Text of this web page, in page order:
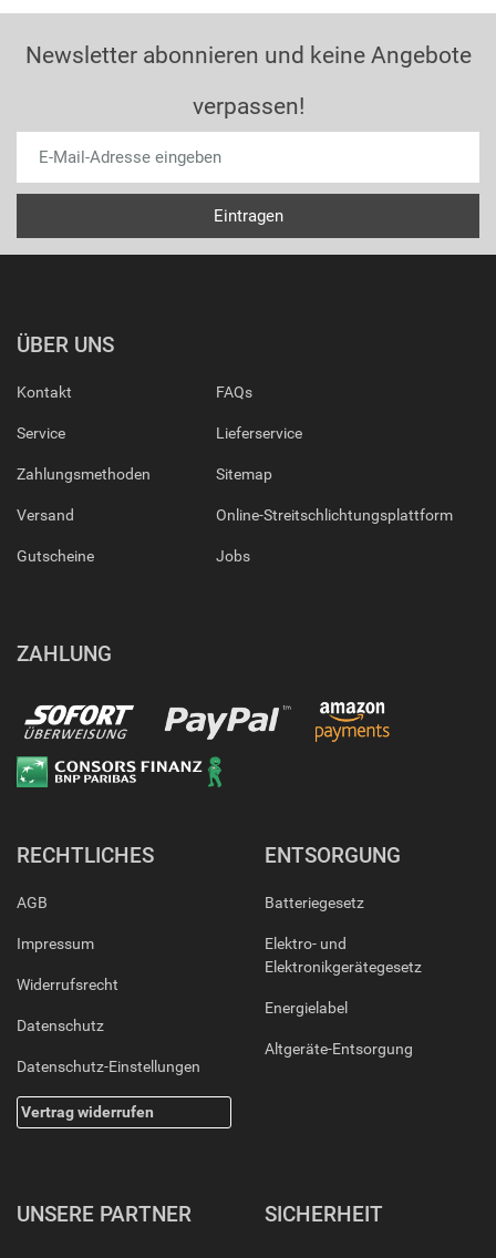
Newsletter abonnieren und keine Angebote
verpassen!
ÜBER UNS
Kontakt
Service
Zahlungsmethoden
Versand
Gutscheine
FAQs
Lieferservice
Sitemap
Online-Streitschlichtungsplattform
Jobs
ZAHLUNG
RECHTLICHES
AGB
Impressum
Widerrufsrecht
Datenschutz
Datenschutz-Einstellungen
Vertrag widerrufen
ENTSORGUNG
Batteriegesetz
Elektro- und
Elektronikgerätegesetz
Energielabel
Altgeräte-Entsorgung
UNSERE PARTNER SICHERHEIT